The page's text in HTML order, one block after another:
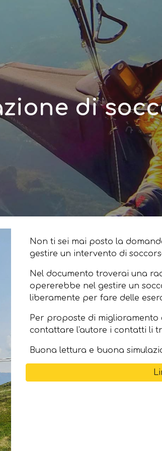
Skip to
di
Non ti sei mai posto la
gestire un intervento di
Nel documento troverai una
opererebbe nel gestire un
liberamente per fare delle
Per proposte di
contattare l'autore icontatti li
Buona lettura e buona